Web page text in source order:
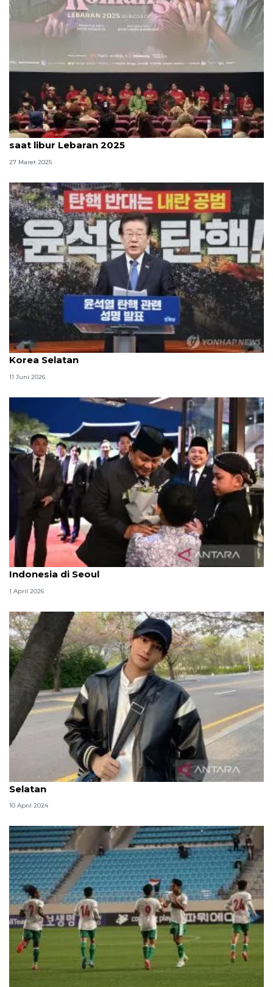
Daftar film bioskop baru yang ramai dan tayang
saat libur Lebaran 2025
27 Maret 2025
Skandal pemilu tekan tingkat kepuasan presiden
Korea Selatan
11 Juni 2026
Presiden Prabowo disambut hangat anak-anak
Indonesia di Seoul
1 April 2026
Zayyan XODIAC rayakan Lebaran 2024 di Korea
Selatan
10 April 2024